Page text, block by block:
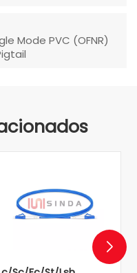
Mode PVC (OFNR)